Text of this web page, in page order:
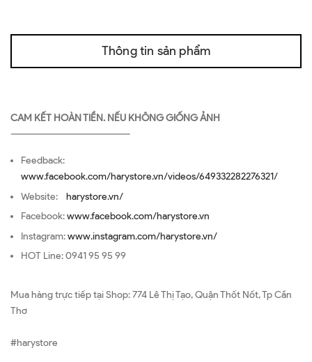
Thông tin sản phẩm
CAM KẾT HOÀN TIỀN. NẾU KHÔNG GIỐNG ẢNH
—————————————————
Feedback:
www.facebook.com/harystore.vn/videos/649332282276321/
Website: harystore.vn/
Facebook:www.facebook.com/harystore.vn
Instagram:www.instagram.com/harystore.vn/
HOT Line: 0941 95 95 99
Mua hàng trực tiếp tại Shop: 774 Lê Thị Tạo, Quận Thốt Nốt, Tp Cần
Thơ
#harystore